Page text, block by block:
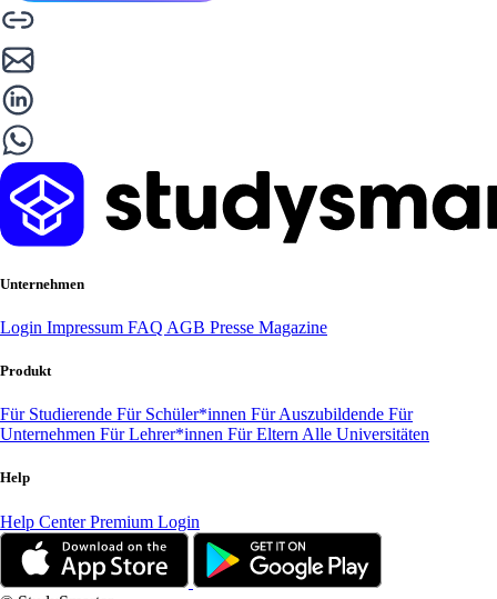
Unternehmen
Login Impressum FAQ AGB Presse Magazine
Produkt
Für Studierende Für Schüler*innen Für Auszubildende Für
Unternehmen Für Lehrer*innen Für Eltern Alle Universitäten
Help
Help CenterPremium Login